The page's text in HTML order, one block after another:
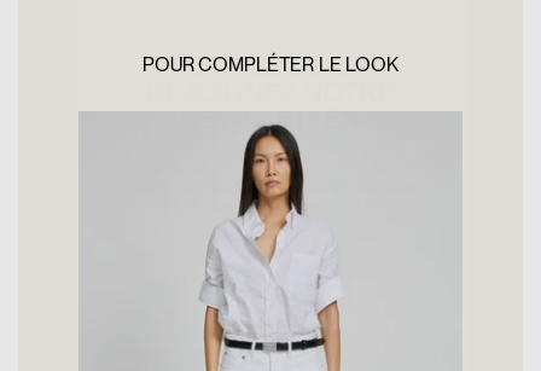
POUR COMPLÉTER LE LOOK
NEWSLETTER
invités à nos évènements exclusifs
Langue/Language :